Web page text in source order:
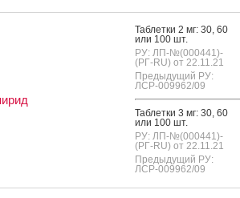
Таб­летки 2 мг: 30, 60
или 100 шт.
РУ: ЛП-№(000441)-
(РГ-RU) от 22.11.21
Предыдущий РУ:
ЛСР-009962/09
Таб­летки 3 мг: 30, 60
или 100 шт.
РУ: ЛП-№(000441)-
(РГ-RU) от 22.11.21
Предыдущий РУ:
ЛСР-009962/09